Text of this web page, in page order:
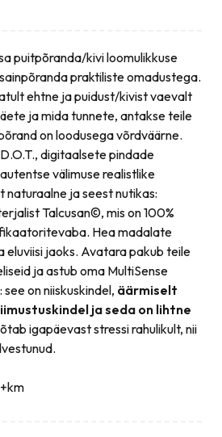
puitpõranda/kivi loomulikkuse
praktiliste omadustega.
ehtne ja puidust/kivist vaevalt
ja mida tunnete, antakse teile
on loodusega võrdväärne.
digitaalsete pindade
välimuse realistlike
naturaalne ja seest nutikas:
Talcusan©, mis on 100%
Hea madalate
eluviisi jaoks. Avatara pakub teile
ja astub oma MultiSense
on niiskuskindel, äärmiselt
ja seda on lihtne
igapäevast stressi rahulikult, nii